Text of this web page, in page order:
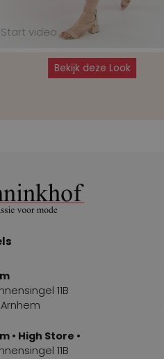
Start video
Bekijk deze Look
11B
Arnhem
• High Store •
11B